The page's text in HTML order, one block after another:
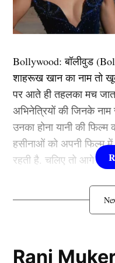
बॉलीवुड के शहंशाहएक्टर्स
सीजन 14 में अमिताभ ने
वह नॉनवेज खाते थे, लेकिन
चावल से दूरी बना ली है.
हॉट शाकाहारी सेलिब्रिटी
आमिर खान
Bollywood:बॉलीवुड (
शाहरूख खान का नाम तो
पर आते ही तहलका मच
अभिनेत्रियों की जिनके
उनका होना यानी की
हसीनाओं को अपनी फिल्म
रहती है. चलिए तो आगे
कौन हैं
Padukone)
Rani